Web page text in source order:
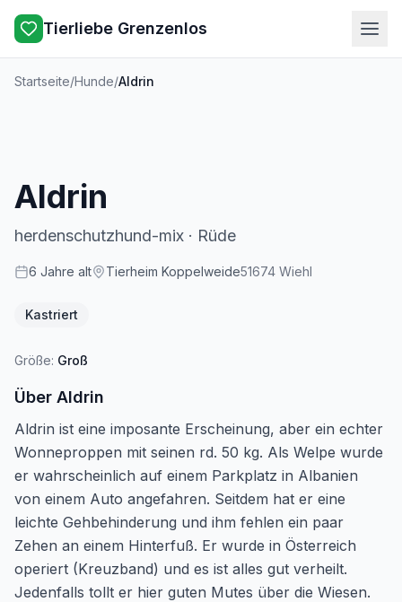
Tierliebe Grenzenlos
Startseite/Hunde/Aldrin
Aldrin
herdenschutzhund-mix · Rüde
6 Jahre alt Tierheim Koppelweide51674 Wiehl
Kastriert
Größe: Groß
Über Aldrin
Aldrin ist eine imposante Erscheinung, aber ein echter
Wonneproppen mit seinen rd. 50 kg. Als Welpe wurde
er wahrscheinlich auf einem Parkplatz in Albanien
von einem Auto angefahren. Seitdem hat er eine
leichte Gehbehinderung und ihm fehlen ein paar
Zehen an einem Hinterfuß. Er wurde in Österreich
operiert (Kreuzband) und es ist alles gut verheilt.
Jedenfalls tollt er hier guten Mutes über die Wiesen.